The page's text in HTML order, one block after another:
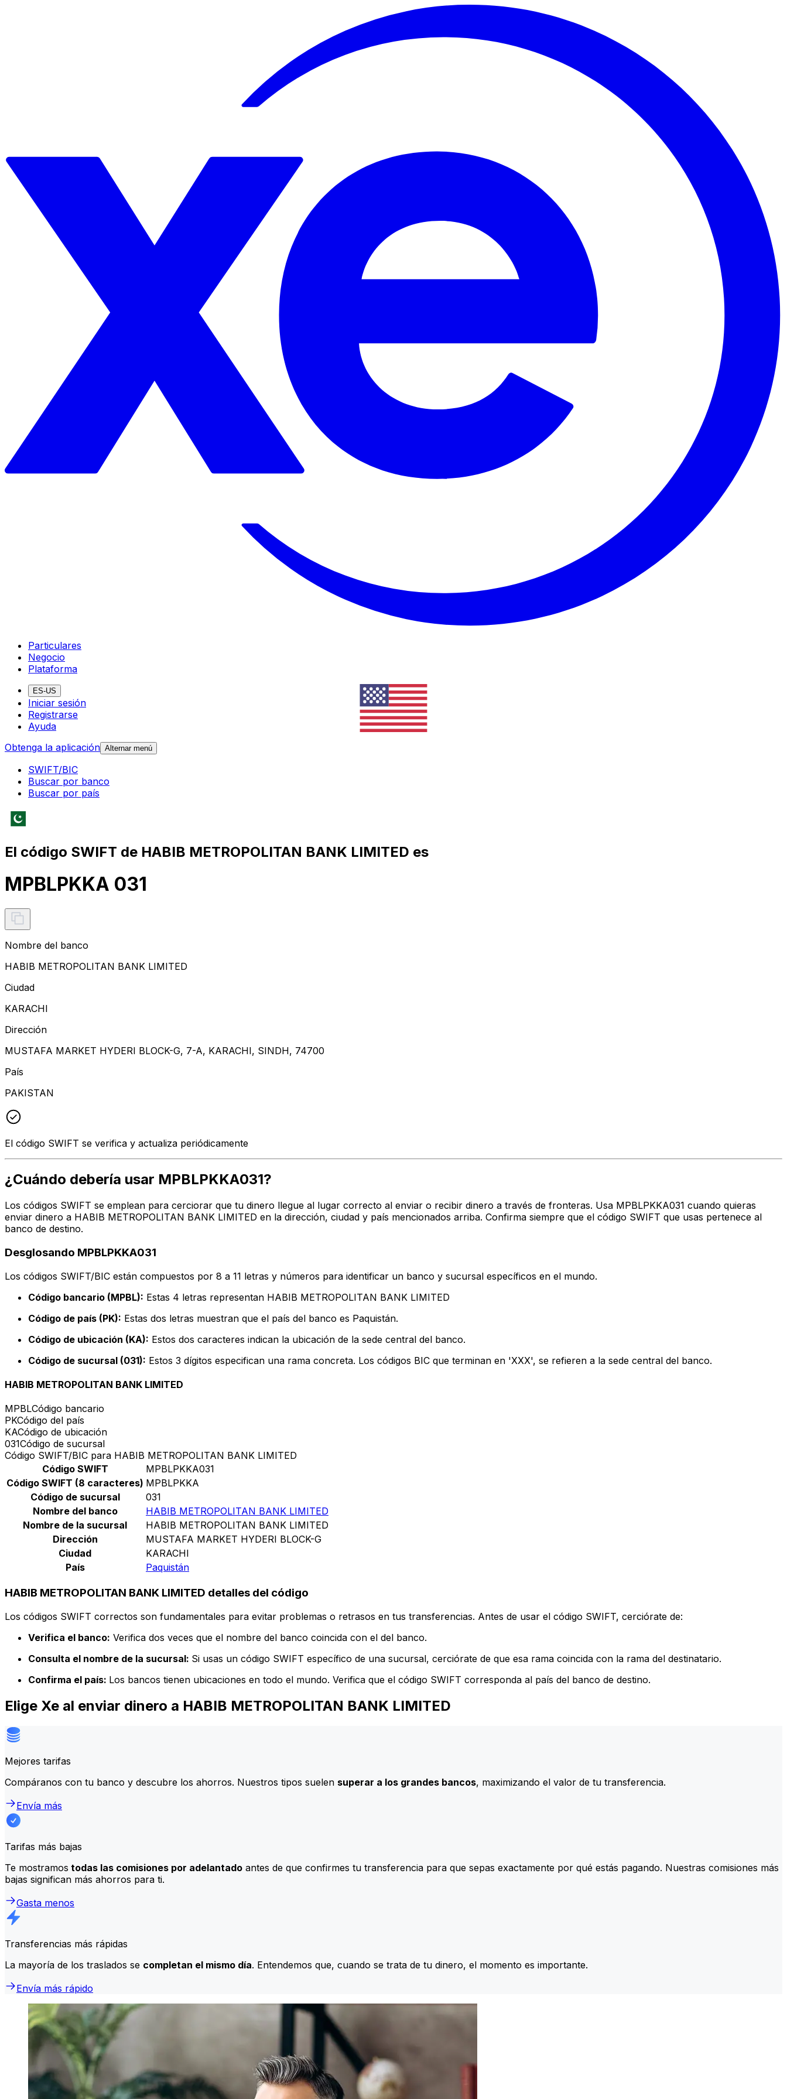
Particulares
Negocio
Plataforma
ES-US
Iniciar sesión
Registrarse
Ayuda
Obtenga la aplicación Alternar menú
SWIFT/BIC
Buscar por banco
Buscar por país
El código SWIFT de HABIB METROPOLITAN BANK LIMITED es
MPBLPKKA 031
Nombre del banco
HABIB METROPOLITAN BANK LIMITED
Ciudad
KARACHI
Dirección
MUSTAFA MARKET HYDERI BLOCK-G, 7-A, KARACHI, SINDH, 74700
País
PAKISTAN
El código SWIFT se verifica y actualiza periódicamente
¿Cuándo debería usar MPBLPKKA031?
Los códigos SWIFT se emplean para cerciorar que tu dinero llegue al lugar correcto al enviar o recibir dinero a través de fronteras. Usa MPBLPKKA031 cuando quieras
enviar dinero a HABIB METROPOLITAN BANK LIMITED en la dirección, ciudad y país mencionados arriba. Confirma siempre que el código SWIFT que usas pertenece al
banco de destino.
Desglosando MPBLPKKA031
Los códigos SWIFT/BIC están compuestos por 8 a 11 letras y números para identificar un banco y sucursal específicos en el mundo.
Código bancario (MPBL): Estas 4 letras representan HABIB METROPOLITAN BANK LIMITED
Código de país (PK): Estas dos letras muestran que el país del banco es Paquistán.
Código de ubicación (KA): Estos dos caracteres indican la ubicación de la sede central del banco.
Código de sucursal (031): Estos 3 dígitos especifican una rama concreta. Los códigos BIC que terminan en 'XXX', se refieren a la sede central del banco.
HABIB METROPOLITAN BANK LIMITED
MPBLCódigo bancario
PKCódigo del país
KACódigo de ubicación
031Código de sucursal
Código SWIFT/BIC para HABIB METROPOLITAN BANK LIMITED
Código SWIFT
MPBLPKKA031
Código SWIFT (8 caracteres) MPBLPKKA
Código de sucursal
031
Nombre del banco
HABIB METROPOLITAN BANK LIMITED
Nombre de la sucursal
HABIB METROPOLITAN BANK LIMITED
Dirección
MUSTAFA MARKET HYDERI BLOCK-G
Ciudad
KARACHI
País
Paquistán
HABIB METROPOLITAN BANK LIMITED detalles del código
Los códigos SWIFT correctos son fundamentales para evitar problemas o retrasos en tus transferencias. Antes de usar el código SWIFT, cerciórate de:
Verifica el banco: Verifica dos veces que el nombre del banco coincida con el del banco.
Consulta el nombre de la sucursal: Si usas un código SWIFT específico de una sucursal, cerciórate de que esa rama coincida con la rama del destinatario.
Confirma el país: Los bancos tienen ubicaciones en todo el mundo. Verifica que el código SWIFT corresponda al país del banco de destino.
Elige Xe al enviar dinero a HABIB METROPOLITAN BANK LIMITED
Mejores tarifas
Compáranos con tu banco y descubre los ahorros. Nuestros tipos suelen superar a los grandes bancos, maximizando el valor de tu transferencia.
Envía más
Tarifas más bajas
Te mostramos todas las comisiones por adelantado antes de que confirmes tu transferencia para que sepas exactamente por qué estás pagando. Nuestras comisiones más
bajas significan más ahorros para ti.
Gasta menos
Transferencias más rápidas
La mayoría de los traslados se completan el mismo día. Entendemos que, cuando se trata de tu dinero, el momento es importante.
Envía más rápido